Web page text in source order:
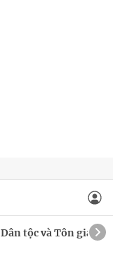
Dân tộc và Tôn giáo